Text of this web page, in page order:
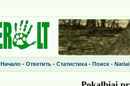
Начало - Ответить - Статистика - Поиск - Nariai